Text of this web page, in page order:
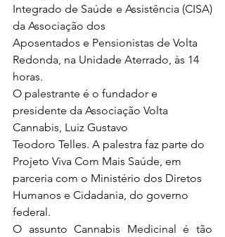
Integrado de Saúde e Assistência (CISA)
da Associação dos
Aposentados e Pensionistas de Volta
Redonda, na Unidade Aterrado, às 14
horas.
O palestrante é o fundador e
presidente da Associação Volta
Cannabis, Luiz Gustavo
Teodoro Telles. A palestra faz parte do
Projeto Viva Com Mais Saúde, em
parceria com o Ministério dos Diretos
Humanos e Cidadania, do governo
federal.
O assunto Cannabis Medicinal é tão